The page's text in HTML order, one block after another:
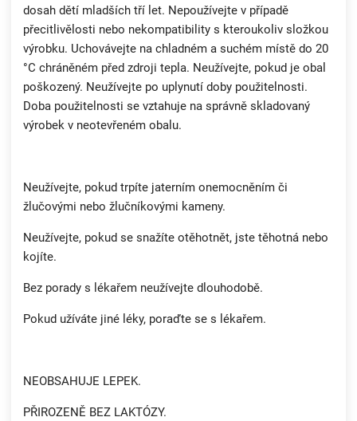
dosah dětí mladších tří let. Nepoužívejte v případě
přecitlivělosti nebo nekompatibility s kteroukoliv složkou
výrobku. Uchovávejte na chladném a suchém místě do 20
°C chráněném před zdroji tepla. Neužívejte, pokud je obal
poškozený. Neužívejte po uplynutí doby použitelnosti.
Doba použitelnosti se vztahuje na správně skladovaný
výrobek v neotevřeném obalu.
Neužívejte, pokud trpíte jaterním onemocněním či
žlučovými nebo žlučníkovými kameny.
Neužívejte, pokud se snažíte otěhotnět, jste těhotná nebo
kojíte.
Bez porady s lékařem neužívejte dlouhodobě.
Pokud užíváte jiné léky, poraďte se s lékařem.
NEOBSAHUJE LEPEK.
PŘIROZENĚ BEZ LAKTÓZY.